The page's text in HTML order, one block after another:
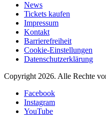
News
Tickets kaufen
Impressum
Kontakt
Barrierefreiheit
Cookie-Einstellungen
Datenschutzerklärung
Copyright 2026. Alle Rechte
Facebook
Instagram
YouTube